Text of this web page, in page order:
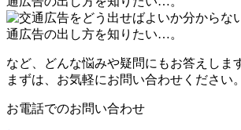
など、どんな悩みや疑問にもお答えしま
まずは、お気軽にお問い合わせください。
お電話でのお問い合わせ